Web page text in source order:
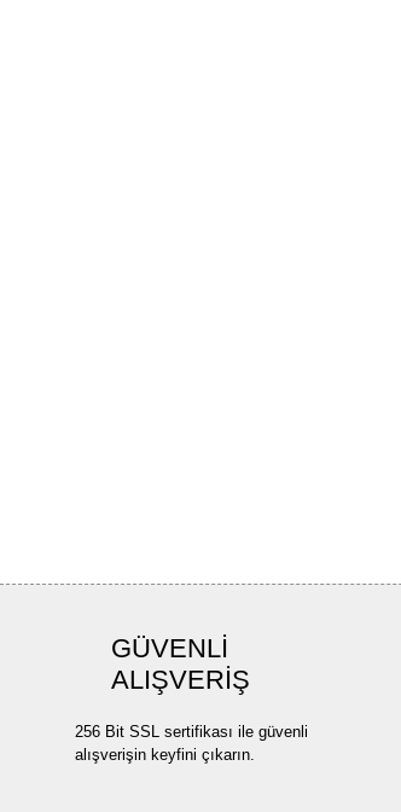
GÜVENLİ
ALIŞVERİŞ
256 Bit SSL sertifikası ile güvenli
alışverişin keyfini çıkarın.